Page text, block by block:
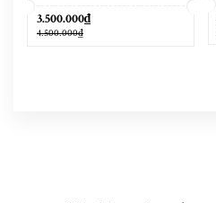
3.500.000₫
4.500.000₫